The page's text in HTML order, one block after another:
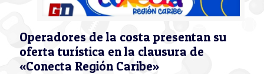
Operadores de la costa presentan su
oferta turística en la clausura de
«Conecta Región Caribe»